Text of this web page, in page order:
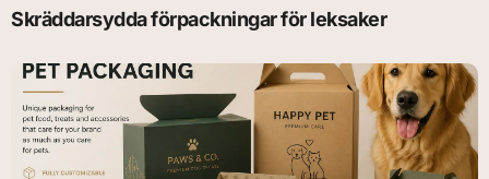
Skräddarsydda förpackningar för leksaker